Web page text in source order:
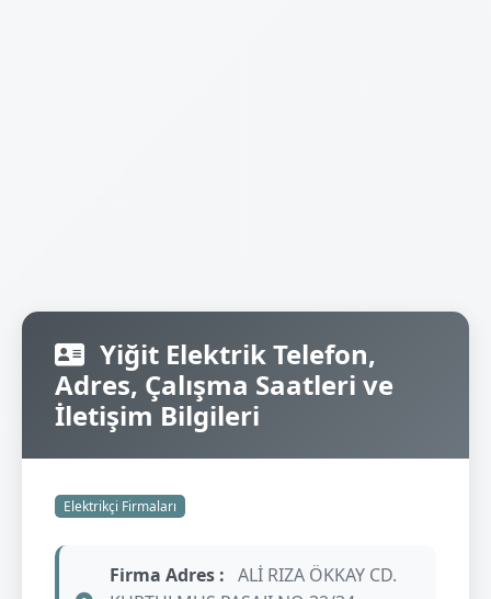
Yiğit Elektrik Telefon,
Adres, Çalışma Saatleri ve
İletişim Bilgileri
Elektrikçi Firmaları
Firma Adres : ALİ RIZA ÖKKAY CD.